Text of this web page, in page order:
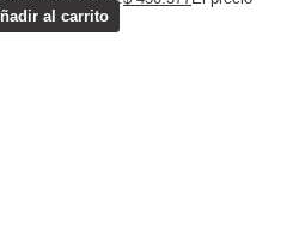
al carrito